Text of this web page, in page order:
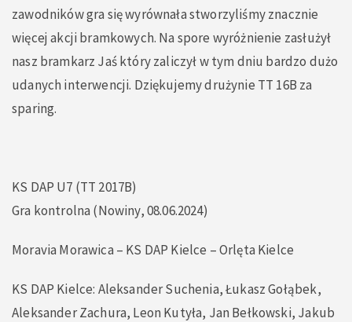
zawodników gra się wyrównała stworzyliśmy znacznie
więcej akcji bramkowych. Na spore wyróżnienie zasłużył
nasz bramkarz Jaś który zaliczył w tym dniu bardzo dużo
udanych interwencji. Dziękujemy drużynie TT 16B za
sparing.
KS DAP U7 (TT 2017B)
Gra kontrolna (Nowiny, 08.06.2024)
Moravia Morawica – KS DAP Kielce – Orlęta Kielce
KS DAP Kielce: Aleksander Suchenia, Łukasz Gołąbek,
Aleksander Zachura, Leon Kutyła, Jan Bełkowski, Jakub